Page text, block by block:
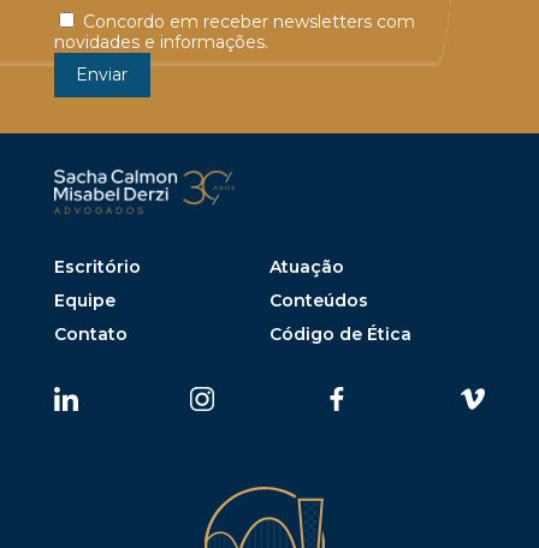
Concordo em receber newsletters com
novidades e informações.
Escritório
Atuação
Equipe
Conteúdos
Contato
Código de Ética